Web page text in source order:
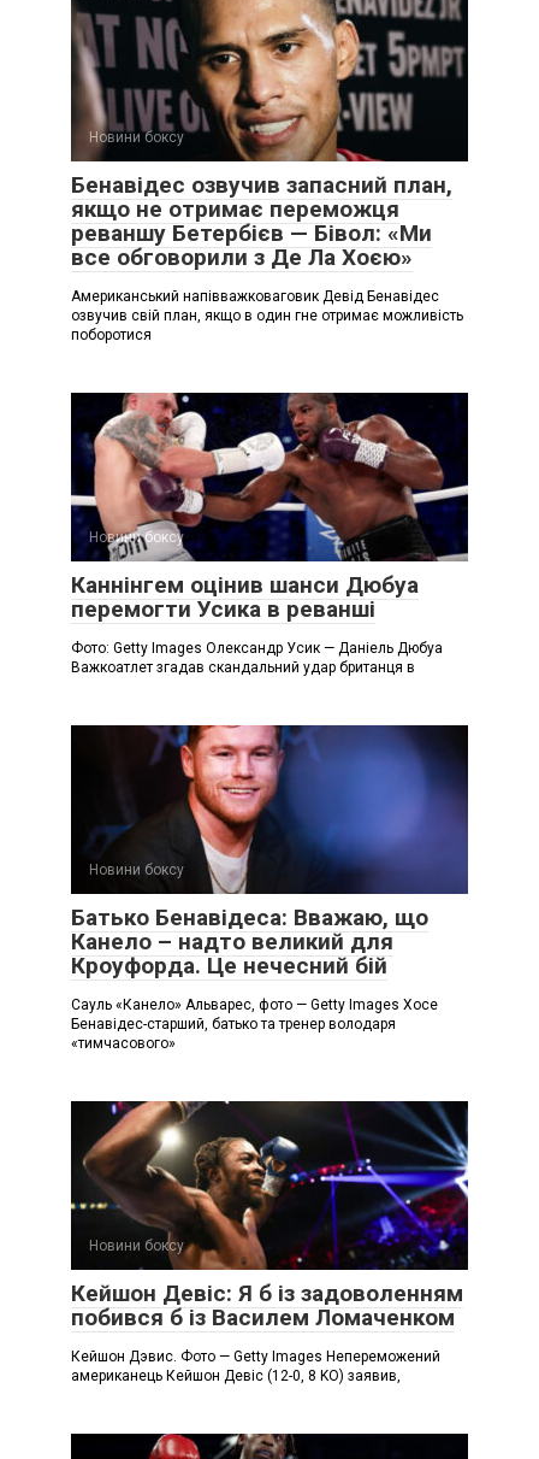
Новини боксу
Бенавідес озвучив запасний план,
якщо не отримає переможця
реваншу Бетербієв — Бівол: «Ми
все обговорили з Де Ла Хоєю»
Американський напівважковаговик Девід Бенавідес
озвучив свій план, якщо в один гне отримає можливість
поборотися
Новини боксу
Каннінгем оцінив шанси Дюбуа
перемогти Усика в реванші
Фото: Getty Images Олександр Усик — Даніель Дюбуа
Важкоатлет згадав скандальний удар британця в
Новини боксу
Батько Бенавідеса: Вважаю, що
Канело – надто великий для
Кроуфорда. Це нечесний бій
Сауль «Канело» Альварес, фото — Getty Images Хосе
Бенавідес-старший, батько та тренер володаря
«тимчасового»
Новини боксу
Кейшон Девіс: Я б із задоволенням
побився б із Василем Ломаченком
Кейшон Дэвис. Фото — Getty Images Непереможений
американець Кейшон Девіс (12-0, 8 KO) заявив,